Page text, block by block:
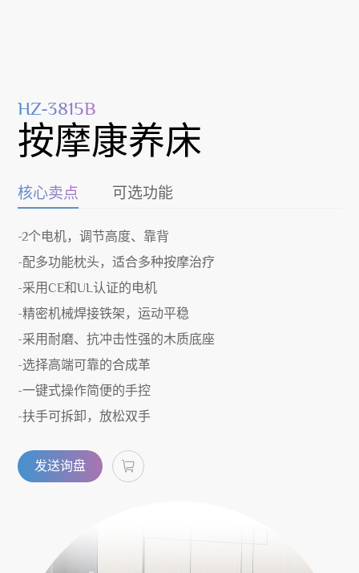
HZ-3815B
按摩康养床
核心卖点 可选功能
-2个电机，调节高度、靠背
-配多功能枕头，适合多种按摩治疗
-采用CE和UL认证的电机
-精密机械焊接铁架，运动平稳
-采用耐磨、抗冲击性强的木质底座
-选择高端可靠的合成革
-一键式操作简便的手控
-扶手可拆卸，放松双手
发送询盘